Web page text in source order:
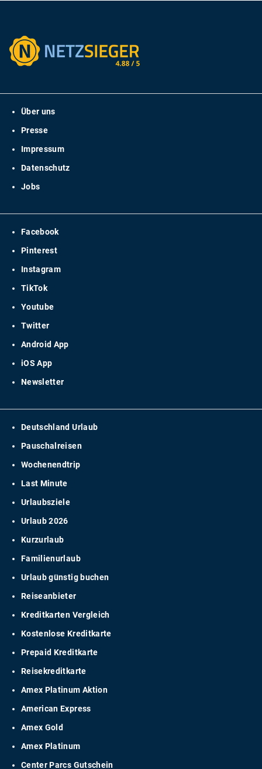
Über uns
Presse
Impressum
Datenschutz
Jobs
Facebook
Pinterest
Instagram
TikTok
Youtube
Twitter
Android App
iOS App
Newsletter
Deutschland Urlaub
Pauschalreisen
Wochenendtrip
Last Minute
Urlaubsziele
Urlaub 2026
Kurzurlaub
Familienurlaub
Urlaub günstig buchen
Reiseanbieter
Kreditkarten Vergleich
Kostenlose Kreditkarte
Prepaid Kreditkarte
Reisekreditkarte
Amex Platinum Aktion
American Express
Amex Gold
Amex Platinum
Center Parcs Gutschein